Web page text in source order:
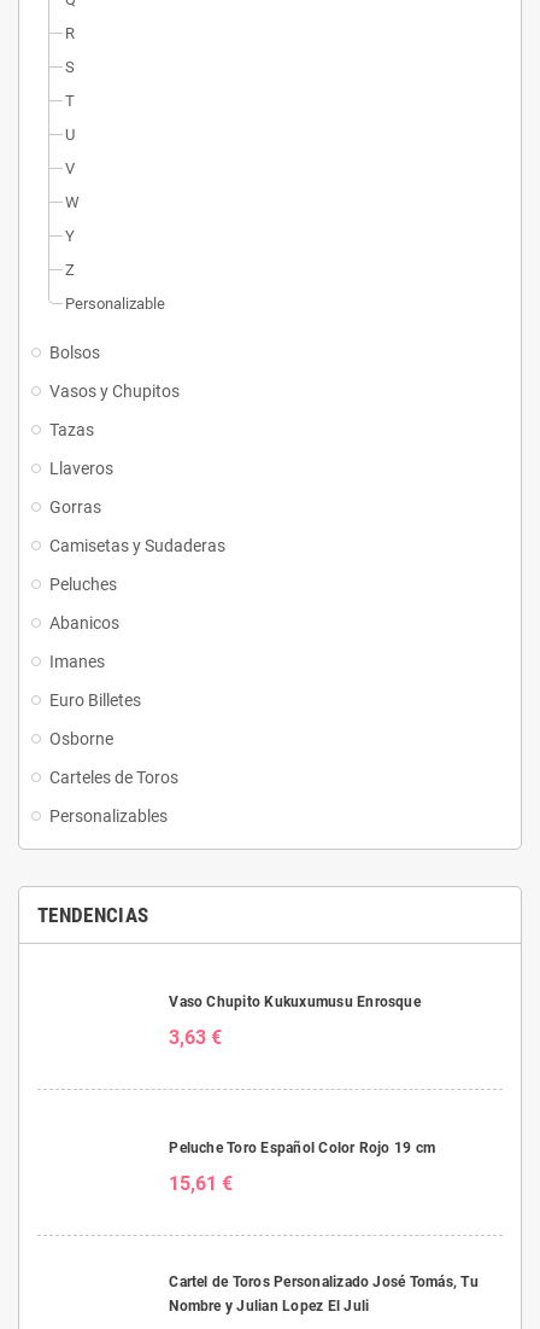
R
S
T
U
V
W
Y
Z
Personalizable
Bolsos
Vasos y Chupitos
Tazas
Llaveros
Gorras
Camisetas y Sudaderas
Peluches
Abanicos
Imanes
Euro Billetes
Osborne
Carteles de Toros
Personalizables
TENDENCIAS
Vaso Chupito Kukuxumusu Enrosque
3,63 €
Peluche Toro Español Color Rojo 19 cm
15,61 €
Cartel de Toros Personalizado José Tomás, Tu
Nombre y Julian Lopez El Juli